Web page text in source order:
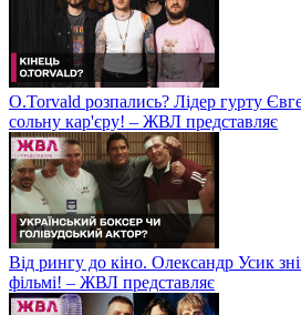
O.Torvald розпались? Лідер гурту
сольну кар'єру! – ЖВЛ представляє
Від рингу до кіно. Олександр Усик
фільмі! – ЖВЛ представляє